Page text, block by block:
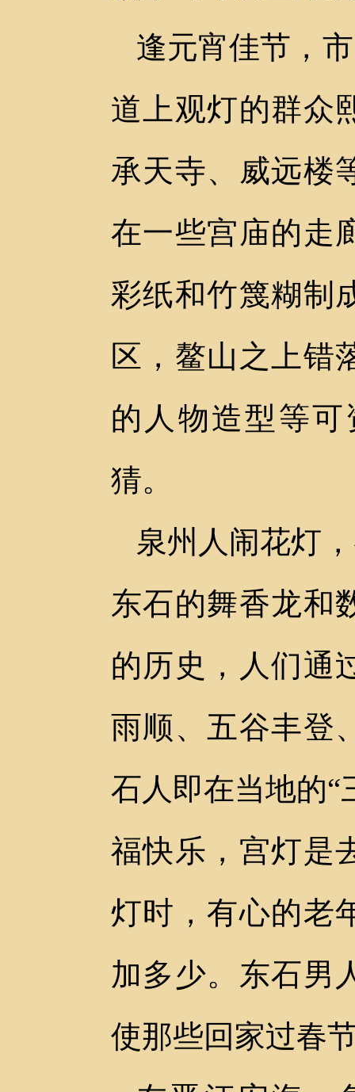
逢元宵佳节，
道上观灯的群众
承天寺、威远楼
在一些宫庙的走
彩纸和竹篾糊制
区，鳌山之上错
的人物造型等
猜。
泉州人闹花灯
东石的舞香龙和
的历史，人们通
雨顺、五谷丰登
石人即在当地的“
福快乐，宫灯是
灯时，有心的老
加多少。东石男
使那些回家过春